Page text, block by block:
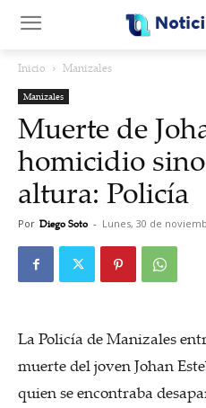
Inicio Manizales
Manizales
Muerte de
homicidio
altura: Policía
Por Diego Soto - Lunes, 30 de
La Policía de Manizales
muerte del joven Johan
quien se encontraba